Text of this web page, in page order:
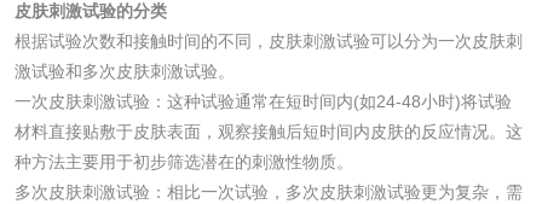
皮肤刺激试验的分类
根据试验次数和接触时间的不同，皮肤刺激试验可以分为一次皮肤刺
激试验和多次皮肤刺激试验。
一次皮肤刺激试验：这种试验通常在短时间内(如24-48小时)将试验
材料直接贴敷于皮肤表面，观察接触后短时间内皮肤的反应情况。这
种方法主要用于初步筛选潜在的刺激性物质。
多次皮肤刺激试验：相比一次试验，多次皮肤刺激试验更为复杂，需
化妆品
化妆品毒理试验 化妆品毒理测试
化妆品眼刺激试验